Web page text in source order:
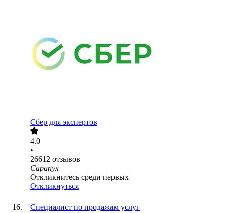
Сбер для экспертов
4.0
•
26612 отзывов
Сарапул
Откликнитесь среди первых
Откликнуться
Специалист по продажам услуг